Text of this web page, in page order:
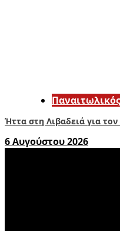
Παναιτωλικός
Ήττα στη Λιβαδειά για
6 Αυγούστου 2026